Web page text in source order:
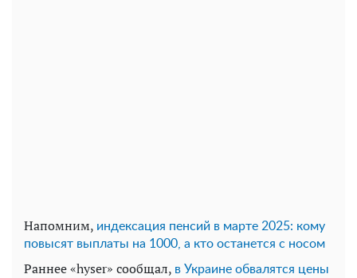
Напомним, индексация пенсий в марте 2025: кому
повысят выплаты на 1000, а кто останется с носом
Раннее «hyser» сообщал, в Украине обвалятся цены